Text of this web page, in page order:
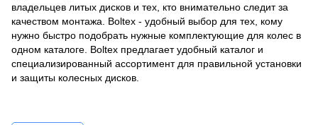
владельцев литых дисков и тех, кто внимательно следит за
качеством монтажа. Boltex - удобный выбор для тех, кому
нужно быстро подобрать нужные комплектующие для колес в
одном каталоге. Boltex предлагает удобный каталог и
специализированный ассортимент для правильной установки
и защиты колесных дисков.